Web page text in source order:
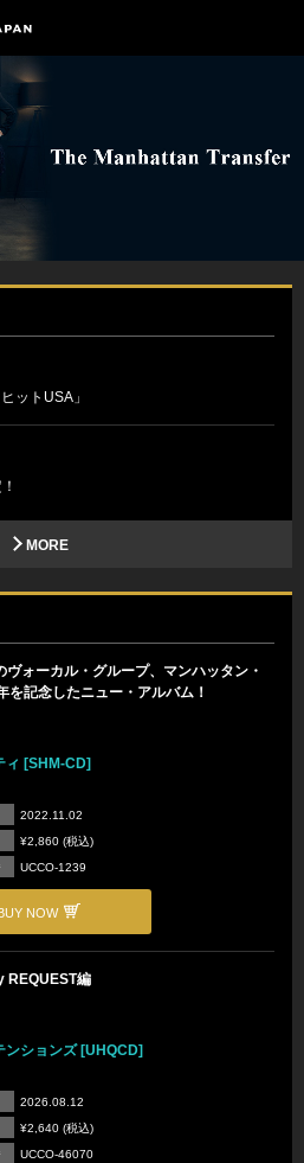
ットUSA」
MORE
ヴォーカル・グループ、マンハッタン・
を記念したニュー・アルバム！
ィ [SHM-CD]
2022.11.02
¥2,860 (税込)
UCCO-1239
BUY NOW
REQUEST編
ンションズ [UHQCD]
2026.08.12
¥2,640 (税込)
UCCO-46070